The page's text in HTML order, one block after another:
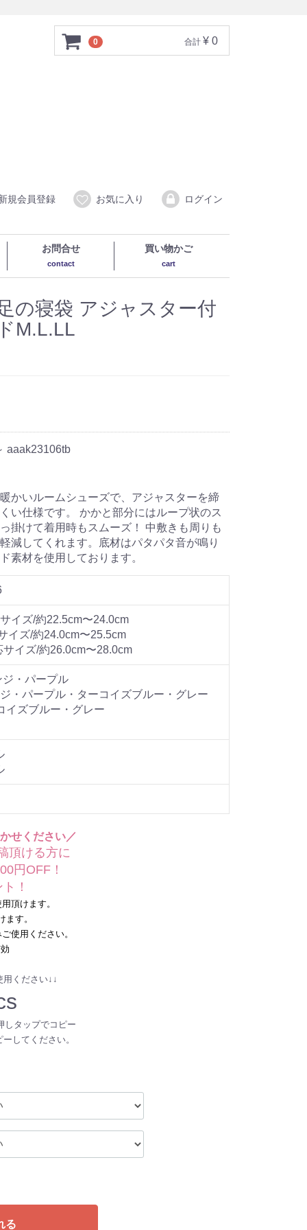
0 合計 ¥ 0
規会員登録 お気に入り ログイン
お問合せ
contact
買い物かご
cart
の寝袋 アジャスター付
M.L.LL
aaak23106tb
かいルームシューズで、アジャスターを締
い仕様です。 かかと部分にはループ状のス
掛けて着用時もスムーズ！ 中敷きも周りも
減してくれます。底材はパタパタ音が鳴り
素材を使用しております。
イズ/約22.5cm〜24.0cm
イズ/約24.0cm〜25.5cm
イズ/約26.0cm〜28.0cm
・パープル
・パープル・ターコイズブルー・グレー
イズブルー・グレー
せください／
頂ける方に
円OFF！
！
頂けます。
す。
用ください。
ください↓↓
しタップでコピー
してください。
る